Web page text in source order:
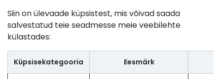
Siin on ülevaade küpsistest, mis võivad saada
salvestatud teie seadmesse meie veebilehte
külastades:
Küpsisekategooria Eesmärk